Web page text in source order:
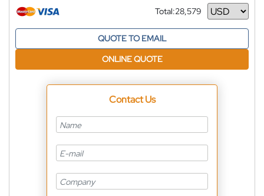
Total:28,579
Currency
QUOTE TO EMAIL
ONLINE QUOTE
Contact Us